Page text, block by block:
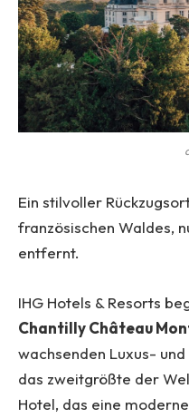
Ein stilvoller
französischen Waldes,
entfernt.
IHG Hotels & Resorts
Chantilly Château
wachsenden Luxus-
das zweitgrößte der
Hotel, das eine